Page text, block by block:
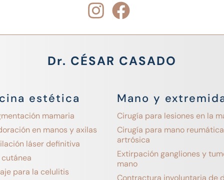
Dr. CÉSAR CASADO
estética
mamaria
en manos y axilas
láser definitiva
para la celulitis
Mano y
Cirugía para lesiones en la
Cirugía para mano
artrósica
Extirpación gangliones y
mano
Contractura involuntaria de